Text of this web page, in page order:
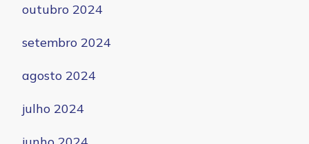
outubro 2024
setembro 2024
agosto 2024
julho 2024